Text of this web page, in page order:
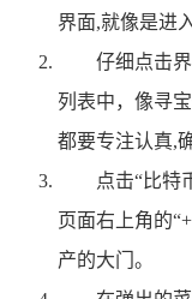
界面,就像是进
仔细点击
列表中，像寻
都要专注认真,
点击“比特
页面右上角的
产的大门。